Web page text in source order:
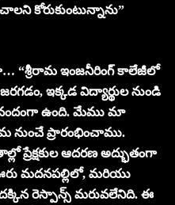
కోరుకుంటున్నాను”
“శ్రీరామ ఇంజనీరింగ్ కాలేజీలో
ఇక్కడ విద్యార్థుల నుండి
ఉంది. మేము మా
నుంచే ప్రారంభించాము.
ప్రేక్షకుల ఆదరణ అద్భుతంగా
మదనపల్లిలో, మరియు
రెస్పాన్స్ మరువలేనిది. ఈ